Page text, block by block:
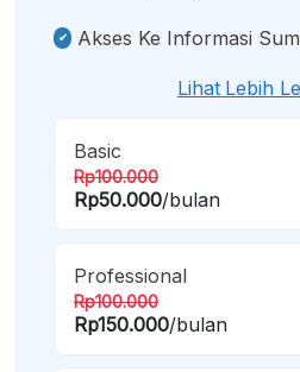
Akses Ke Informasi
Lihat Lebih
Basic
Rp100.000
Rp50.000/bulan
Professional
Rp100.000
Rp150.000/bulan